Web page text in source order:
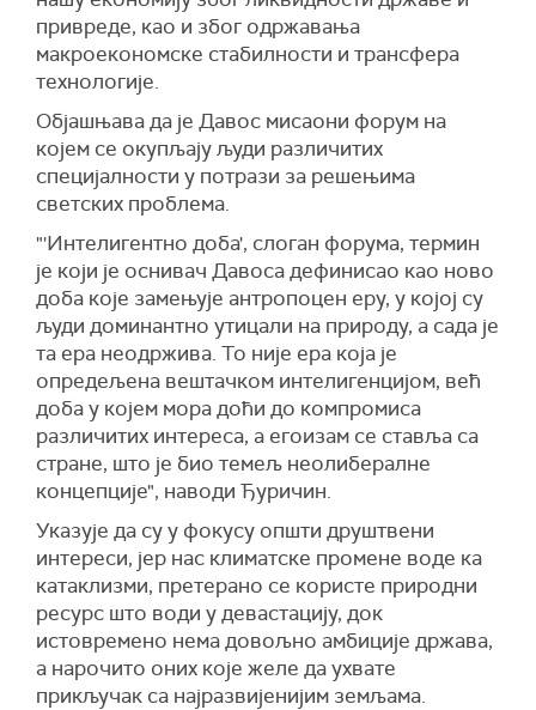
привреде, као и због одржавања
макроекономске стабилности и трансфера
технологије.
Објашњава да је Давос мисаони форум на
којем се окупљају људи различитих
специјалности у потрази за решењима
светских проблема.
"'Интелигентно доба', слоган форума, термин
је који је оснивач Давоса дефинисао као ново
доба које замењује антропоцен еру, у којој су
људи доминантно утицали на природу, а сада је
та ера неодржива. То није ера која је
опредељена вештачком интелигенцијом, већ
доба у којем мора доћи до компромиса
различитих интереса, а егоизам се ставља са
стране, што је био темељ неолибералне
концепције", наводи Ђуричин.
Указује да су у фокусу општи друштвени
интереси, јер нас климатске промене воде ка
катаклизми, претерано се користе природни
ресурс што води у девастацију, док
истовремено нема довољно амбиције држава,
а нарочито оних које желе да ухвате
прикључак са најразвијенијим земљама.